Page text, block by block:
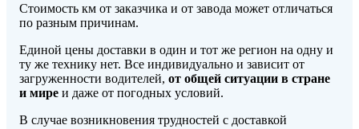
Стоимость км от заказчика и от завода может отличаться
по разным причинам.
Единой цены доставки в один и тот же регион на одну и
ту же технику нет. Все индивидуально и зависит от
загруженности водителей, от общей ситуации в стране
и мире и даже от погодных условий.
В случае возникновения трудностей с доставкой